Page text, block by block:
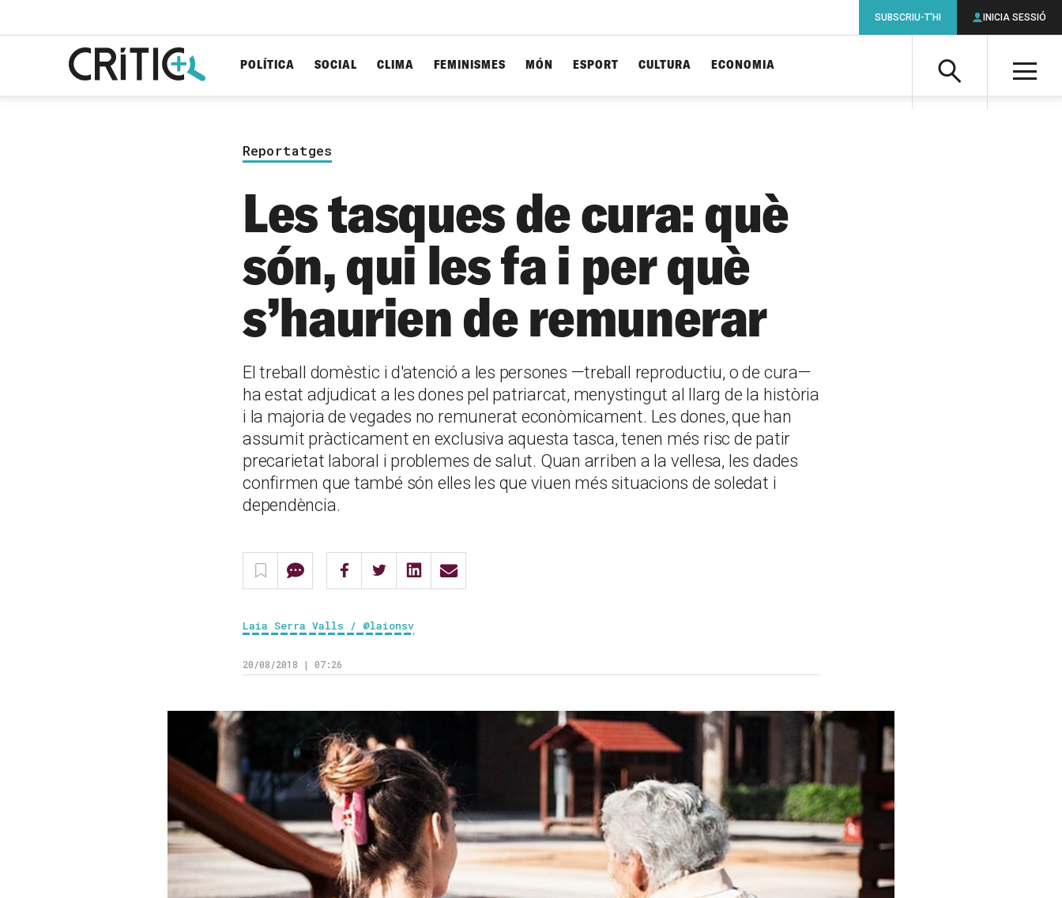
Cerca
POLÍTICA SOCIAL CLIMA FEMINISMES MÓN ESPORT CULTURA ECONOMIA
SUBSCRIU-T'HI INICIA SESSIÓ
Reportatges
Les tasques de cura: què
són, qui les fa i per què
s’haurien de remunerar
El treball domèstic i d'atenció a les persones —treball reproductiu, o de cura—
ha estat adjudicat a les dones pel patriarcat, menystingut al llarg de la història
i la majoria de vegades no remunerat econòmicament. Les dones, que han
assumit pràcticament en exclusiva aquesta tasca, tenen més risc de patir
precarietat laboral i problemes de salut. Quan arriben a la vellesa, les dades
confirmen que també són elles les que viuen més situacions de soledat i
dependència.
Laia Serra Valls / @laionsv
20/08/2018 | 07:26